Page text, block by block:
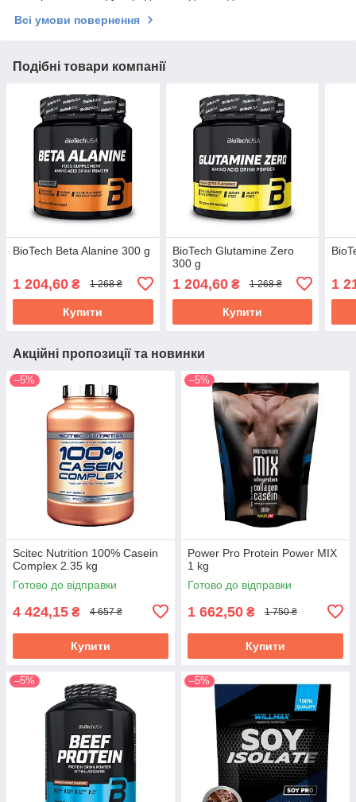
Всі умови повернення
Подібні товари компанії
BioTech Beta Alanine 300 g
1 204,60 ₴ 1 268 ₴
Купити
BioTech Glutamine Zero
300 g
1 204,60₴ 1 268 ₴
Купити
1
Акційні пропозиції та новинки
–5%
Scitec Nutrition 100% Casein
Complex 2.35 kg
Готово до відправки
4 424,15 ₴ 4 657 ₴
Купити
–5%
Power Pro Protein Power MIX
1 kg
Готово до відправки
1 662,50 ₴ 1 750 ₴
Купити
–5% –5%